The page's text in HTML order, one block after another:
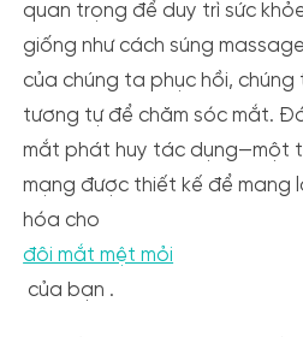
quan trọng để duy trì sức
giống như cách súng
của chúng ta phục hồi,
tương tự để chăm sóc mắt.
mắt phát huy tác dụng—một
mạng được thiết kế để mang
hóa cho
đôi mắt mệt mỏi
của bạn .